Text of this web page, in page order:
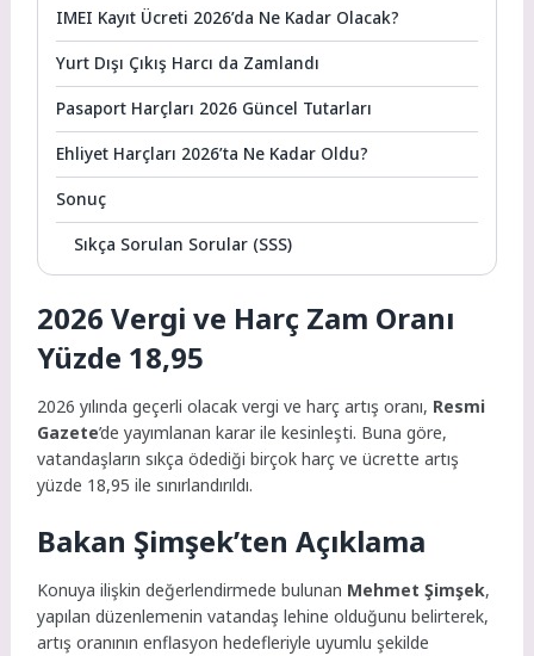
IMEI Kayıt Ücreti 2026’da Ne Kadar Olacak?
Yurt Dışı Çıkış Harcı da Zamlandı
Pasaport Harçları 2026 Güncel Tutarları
Ehliyet Harçları 2026’ta Ne Kadar Oldu?
Sonuç
Sıkça Sorulan Sorular (SSS)
2026 Vergi ve Harç Zam Oranı
Yüzde 18,95
2026 yılında geçerli olacak vergi ve harç artış oranı, Resmi
Gazete’de yayımlanan karar ile kesinleşti. Buna göre,
vatandaşların sıkça ödediği birçok harç ve ücrette artış
yüzde 18,95 ile sınırlandırıldı.
Bakan Şimşek’ten Açıklama
Konuya ilişkin değerlendirmede bulunan Mehmet Şimşek,
yapılan düzenlemenin vatandaş lehine olduğunu belirterek,
artış oranının enflasyon hedefleriyle uyumlu şekilde